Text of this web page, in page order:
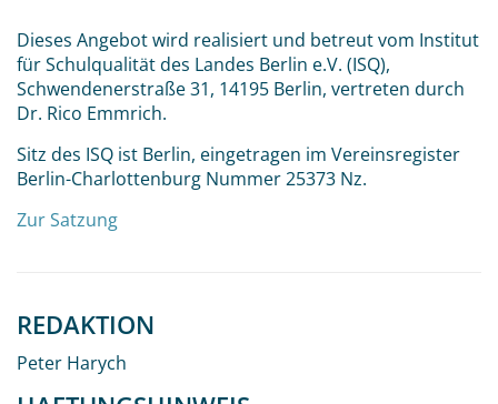
Dieses Angebot wird realisiert und betreut vom Institut
für Schulqualität des Landes Berlin e.V. (ISQ),
Schwendenerstraße 31, 14195 Berlin, vertreten durch
Dr. Rico Emmrich.
Sitz des ISQ ist Berlin, eingetragen im Vereinsregister
Berlin-Charlottenburg Nummer 25373 Nz.
Zur Satzung
REDAKTION
Peter Harych